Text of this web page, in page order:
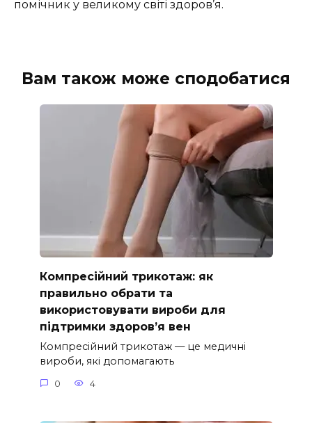
помічник у великому світі здоров’я.
Вам також може сподобатися
Компресійний трикотаж: як
правильно обрати та
використовувати вироби для
підтримки здоров’я вен
Компресійний трикотаж — це медичні
вироби, які допомагають
0 4